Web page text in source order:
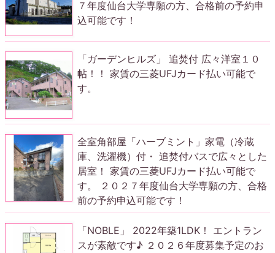
７年度仙台大学専願の方、合格前の予約申
込可能です！
「ガーデンヒルズ」 追焚付 広々洋室１０
帖！！ 家賃の三菱UFJカード払い可能で
す。
全室角部屋「ハーブミント」家電（冷蔵
庫、洗濯機）付・ 追焚付バスで広々とした
居室！ 家賃の三菱UFJカード払い可能で
す。 ２０２７年度仙台大学専願の方、合格
前の予約申込可能です！
「NOBLE」 2022年築1LDK！ エントラン
スが素敵です♪ ２０２６年度募集予定のお